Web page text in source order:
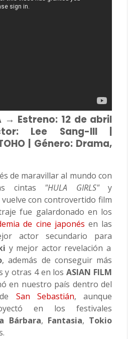
→ Estreno: 12 de abril
Lee Sang-Ill |
| Género: Drama,
de maravillar al mundo con
cintas "HULA GIRLS"y
vuelve con controvertido film
fue galardonado en los
de cine japonés en las
actor secundario para
y mejor actor revelación a
, además de conseguir más
y otras 4 en losASIAN FILM
en nuestro país dentro del
San Sebastián, aunque
en los festivales
Bárbara, Fantasia, Tokio